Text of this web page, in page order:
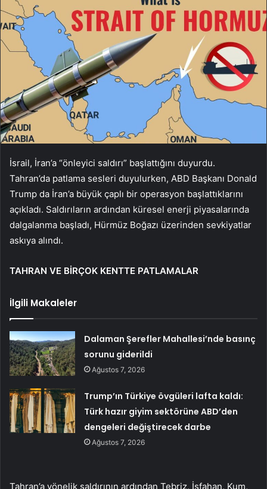
İsrail, İran’a “önleyici saldırı” başlattığını duyurdu.
Tahran’da patlama sesleri duyulurken, ABD Başkanı Donald
Trump da İran’a büyük çaplı bir operasyon başlattıklarını
açıkladı. Saldırıların ardından küresel enerji piyasalarında
dalgalanma başladı, Hürmüz Boğazı üzerinden sevkiyatlar
askıya alındı.
TAHRAN VE BİRÇOK KENTTE PATLAMALAR
İlgili Makaleler
Dalaman Şerefler Mahallesi’nde basınç
sorunu giderildi
Ağustos 7, 2026
Trump’ın Türkiye övgüleri lafta kaldı:
Türk hazır giyim sektörüne ABD’den
dengeleri değiştirecek darbe
Ağustos 7, 2026
Tahran’a yönelik saldırının ardından Tebriz, İsfahan, Kum,